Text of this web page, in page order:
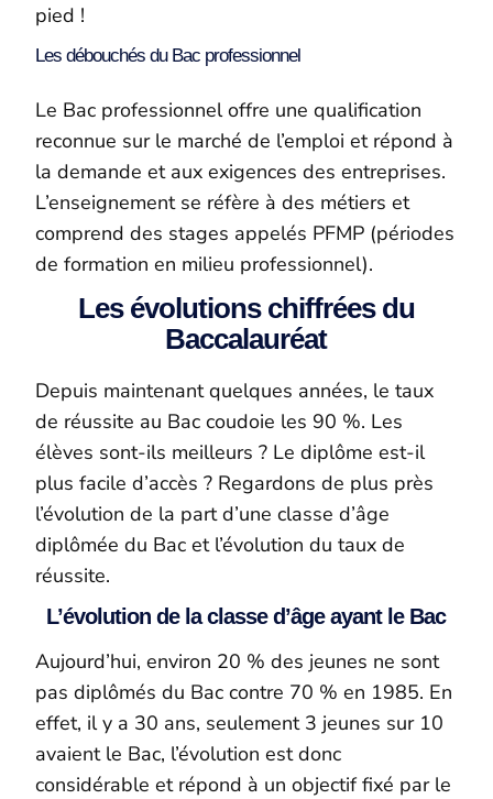
pied !
Les débouchés du Bac professionnel
Le Bac professionnel offre une qualification
reconnue sur le marché de l’emploi et répond à
la demande et aux exigences des entreprises.
L’enseignement se réfère à des métiers et
comprend des stages appelés PFMP (périodes
de formation en milieu professionnel).
Les évolutions chiffrées du
Baccalauréat
Depuis maintenant quelques années, le taux
de réussite au Bac coudoie les 90 %. Les
élèves sont-ils meilleurs ? Le diplôme est-il
plus facile d’accès ? Regardons de plus près
l’évolution de la part d’une classe d’âge
diplômée du Bac et l’évolution du taux de
réussite.
L’évolution de la classe d’âge ayant le Bac
Aujourd’hui, environ 20 % des jeunes ne sont
pas diplômés du Bac contre 70 % en 1985. En
effet, il y a 30 ans, seulement 3 jeunes sur 10
avaient le Bac, l’évolution est donc
considérable et répond à un objectif fixé par le